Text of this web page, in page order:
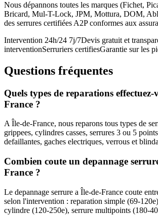
Nous dépannons toutes les marques (Fichet,
Bricard, Mul-T-Lock, JPM, Mottura, DOM,
des serrures certifiées A2P conformes aux
Intervention 24h/24 7j/7Devis gratuit et
interventionSerruriers certifiesGarantie sur les
Questions fréquentes
Quels types de reparations effectuez-
France ?
A Île-de-France, nous reparons tous types de
grippees, cylindres casses, serrures 3 ou 5
defaillantes, gaches electriques, verrous et
Combien coute un depannage
France ?
Le depannage serrure a Île-de-France coute
selon l'intervention : reparation simple (69-
cylindre (120-250e), serrure multipoints (180-